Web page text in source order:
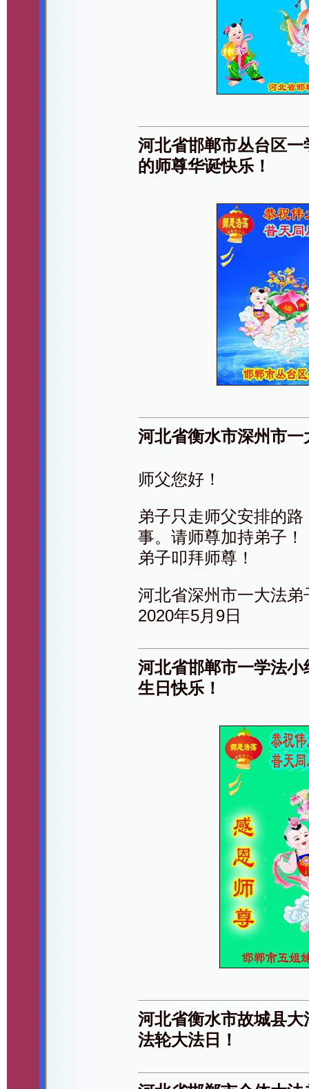
河北省邯郸市丛台区
的师尊华诞快乐！
河北省衡水市深州市
师父您好！
弟子只走师父安排的
事。请师尊加持弟子！
弟子叩拜师尊！
河北省深州市一大法弟
2020年5月9日
河北省邯郸市一学法
生日快乐！
河北省衡水市故城县
法轮大法日！